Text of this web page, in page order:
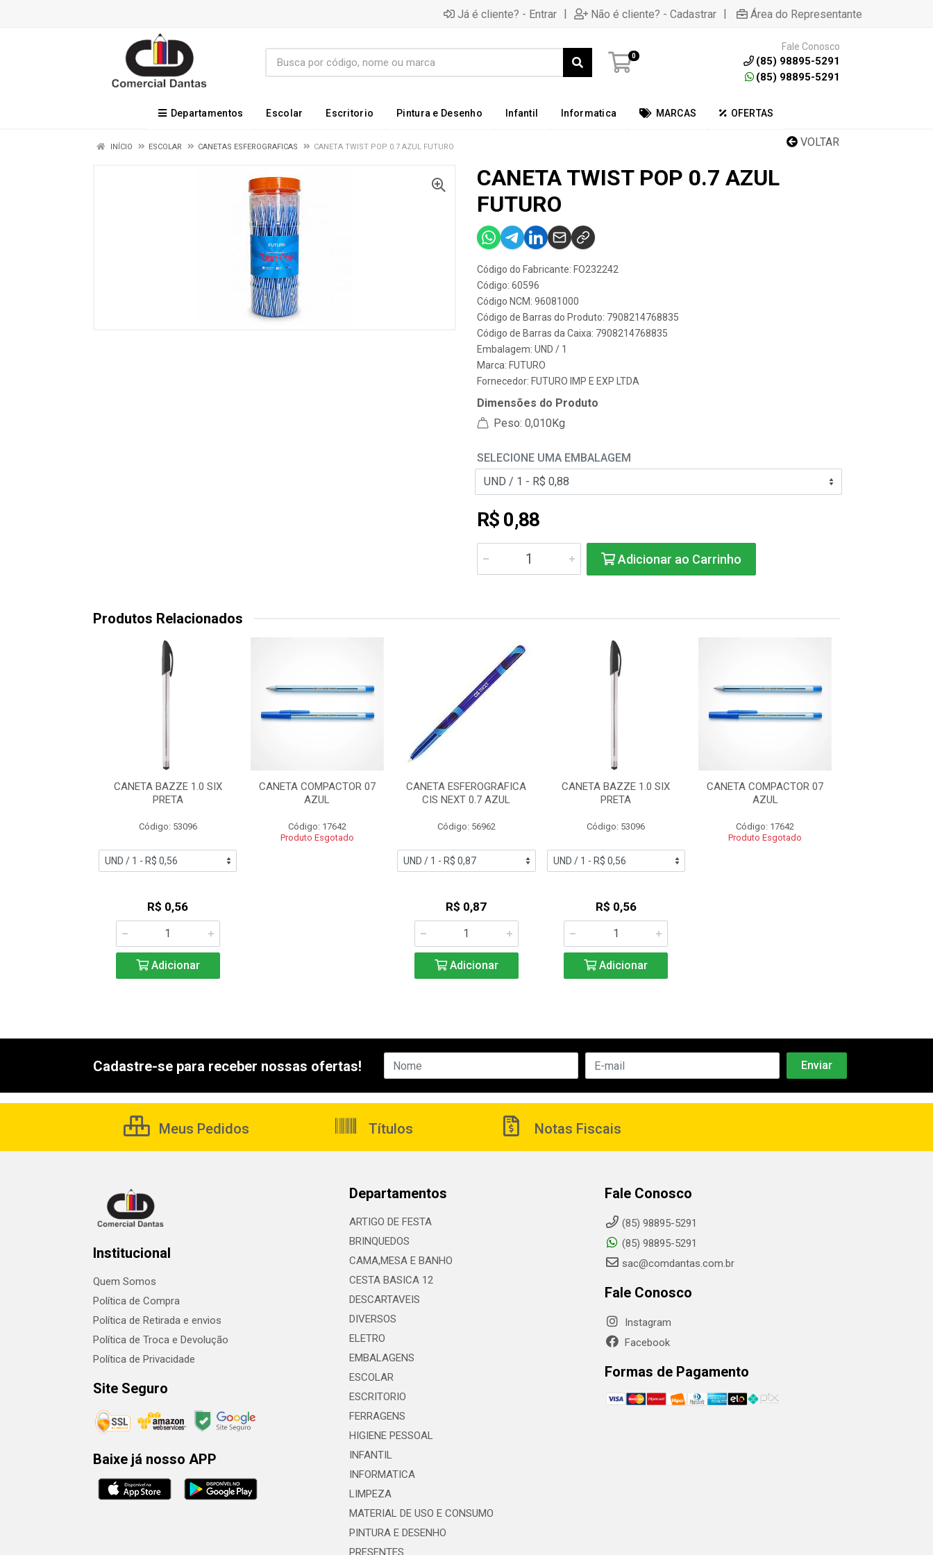
Já é cliente? - Entrar | Não é cliente? - Cadastrar | Área do Representante
0
Fale Conosco
(85) 98895-5291
(85) 98895-5291
Departamentos Escolar Escritorio Pintura e Desenho Infantil Informatica MARCAS OFERTAS
VOLTAR
INÍCIO ESCOLAR CANETAS ESFEROGRAFICAS CANETA TWIST POP 0.7 AZUL FUTURO
CANETA TWIST POP 0.7 AZUL
FUTURO
Código do Fabricante: FO232242
Código: 60596
Código NCM: 96081000
Código de Barras do Produto: 7908214768835
Código de Barras da Caixa: 7908214768835
Embalagem: UND / 1
Marca: FUTURO
Fornecedor: FUTURO IMP E EXP LTDA
Dimensões do Produto
Peso: 0,010Kg
SELECIONE UMA EMBALAGEM
R$ 0,88
Adicionar ao Carrinho
Produtos Relacionados
CANETA BAZZE 1.0 SIX
PRETA
Código: 53096
R$ 0,56
Adicionar
CANETA COMPACTOR 07
AZUL
Código: 17642
Produto Esgotado
CANETA ESFEROGRAFICA
CIS NEXT 0.7 AZUL
Código: 56962
R$ 0,87
Adicionar
CANETA BAZZE 1.0 SIX
PRETA
Código: 53096
R$ 0,56
Adicionar
CANETA COMPACTOR 07
AZUL
Código: 17642
Produto Esgotado
Cadastre-se para receber nossas ofertas!
Meus Pedidos Títulos Notas Fiscais
Institucional
Quem Somos
Política de Compra
Política de Retirada e envios
Política de Troca e Devolução
Política de Privacidade
Site Seguro
Baixe já nosso APP
Departamentos
ARTIGO DE FESTA
BRINQUEDOS
CAMA,MESA E BANHO
CESTA BASICA 12
DESCARTAVEIS
DIVERSOS
ELETRO
EMBALAGENS
ESCOLAR
ESCRITORIO
FERRAGENS
HIGIENE PESSOAL
INFANTIL
INFORMATICA
LIMPEZA
MATERIAL DE USO E CONSUMO
PINTURA E DESENHO
PRESENTES
Fale Conosco
(85) 98895-5291
(85) 98895-5291
sac@comdantas.com.br
Fale Conosco
Instagram
Facebook
Formas de Pagamento